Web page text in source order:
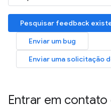
Pesquisar feedback
Enviar um bug
Enviar uma solicitação
Entrar em